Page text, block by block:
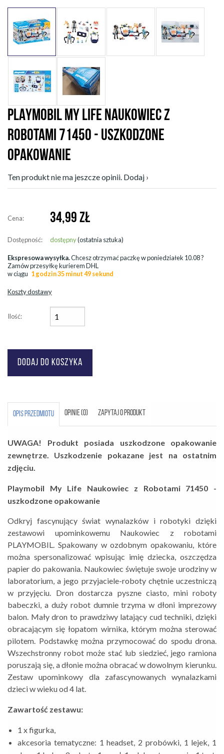
PLAYMOBIL MY LIFE NAUKOWIEC Z
ROBOTAMI 71450 - USZKODZONE
OPAKOWANIE
Ten produkt nie ma jeszcze opinii. Dodaj ›
Cena: 34,99 ZŁ
Dostępność: dostępny(ostatnia sztuka)
Ekspresowa wysyłka.Chcesz otrzymać paczkę wponiedziałek 10.08?
Zamów przesyłkę kurierem DHL
w ciągu 1 godzin 35 minut 49 sekund
Koszty dostawy
Ilość:
OPIS PRZEDMIOTU OPINIE (0) ZAPYTAJ O PRODUKT
UWAGA! Produkt posiada uszkodzone opakowanie
zewnętrze. Uszkodzenie pokazane jest na ostatnim
zdjęciu.
Playmobil My Life Naukowiec z Robotami 71450 -
uszkodzone opakowanie
Odkryj fascynujący świat wynalazków i robotyki dzięki
zestawowi upominkowemu Naukowiec z robotami
PLAYMOBIL. Spakowany w ozdobnym opakowaniu, które
można spersonalizować wpisując imię dziecka, oszczędza
papier do pakowania. Naukowiec świętuje swoje urodziny w
laboratorium, a jego przyjaciele-roboty chętnie uczestniczą
w przyjęciu. Dron dostarcza pyszne ciasto, mini roboty
babeczki, a duży robot dumnie trzyma w dłoni imprezowy
balon. Mały dron to prawdziwy latający cud techniki, dzięki
obracającym się łopatom wirnika, którym można sterować
pilotem. Podstawkę można przymocować do spodu drona.
Wszechstronny robot może stać lub siedzieć, jego ramiona
poruszają się, a dłonie można obracać w dowolnym kierunku.
Zestaw upominkowy dla zafascynowanych wynalazkami
dzieci w wieku od 4 lat.
Zawartość zestawu:
1 x figurka,
akcesoria tematyczne: 1 headset, 2 probówki, 1 lejek, 1